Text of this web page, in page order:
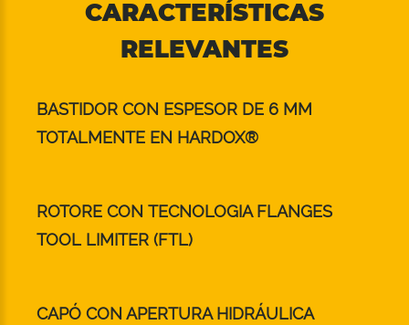
CARACTERÍSTICAS
RELEVANTES
BASTIDOR CON ESPESOR DE 6 MM
TOTALMENTE EN HARDOX®
ROTORE CON TECNOLOGIA FLANGES
TOOL LIMITER (FTL)
CAPÓ CON APERTURA HIDRÁULICA